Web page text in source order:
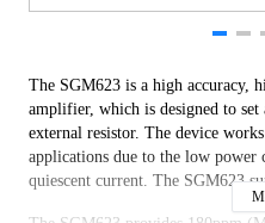
The SGM623 is a high accuracy,
amplifier, which is designed to
external resistor. The device
applications due to the low
quiescent current. The SGM623